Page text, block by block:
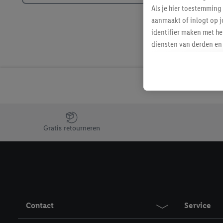
Jouw voordelen bij ons als Lidl webshop klant
Gratis retourneren
Contact Service
Als je hier
aanmaakt of inlogt op
identifier maken met
diensten van derden
Als je hiervoor
eerder interesse hebt
Lidl-diensten worden
mailadres en met
toegewezen.
Door te klikken op
inclusief over de